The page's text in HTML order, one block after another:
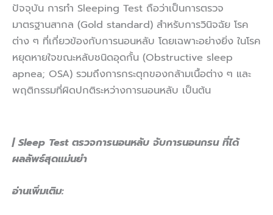
ปัจจุบัน การทำ Sleeping Test ถือว่าเป็นการตรวจ
มาตรฐานสากล (Gold standard) สำหรับการวินิจฉัย โรค
ต่าง ๆ ที่เกี่ยวข้องกับการนอนหลับ โดยเฉพาะอย่างยิ่ง ในโรค
หยุดหายใจขณะหลับชนิดอุดกั้น (Obstructive sleep
apnea; OSA) รวมถึงการกระตุกของกล้ามเนื้อต่าง ๆ และ
พฤติกรรมที่ผิดปกติระหว่างการนอนหลับ เป็นต้น
| Sleep Test ตรวจการนอนหลับ จับการนอนกรน ที่ได้
ผลลัพธ์สุดแม่นยำ
อ่านเพิ่มเติม: